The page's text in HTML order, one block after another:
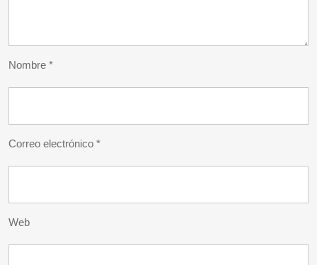
Nombre *
Correo electrónico *
Web